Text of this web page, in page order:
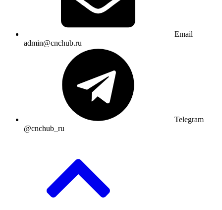
Email
admin@cnchub.ru
Telegram
@cnchub_ru